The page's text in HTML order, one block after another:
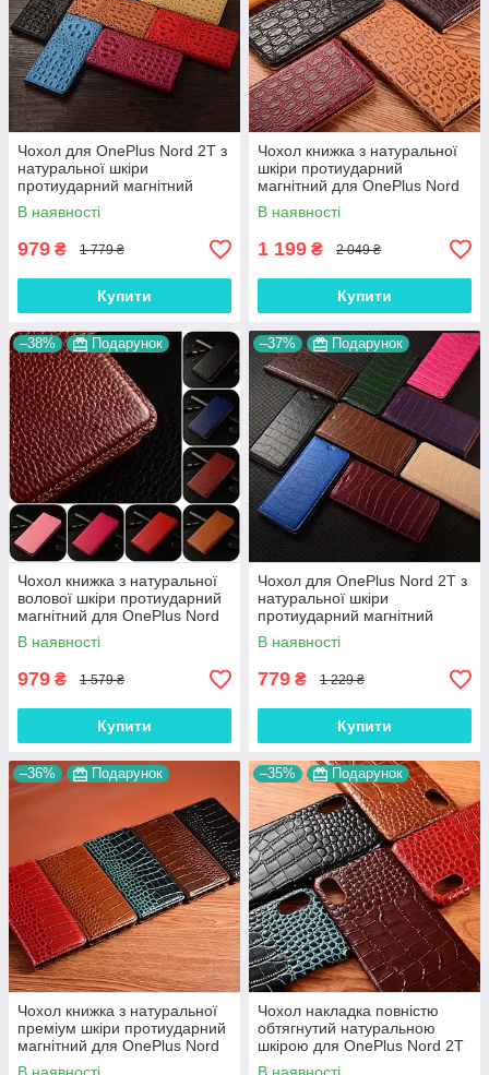
Чохол для OnePlus Nord 2T з
натуральної шкіри
протиударний магнітний
книжка з підставкою
"CROCOHEAD"
В наявності
979 ₴ 1 779 ₴
Купити
Чохол книжка з натуральної
шкіри протиударний
магнітний для OnePlus Nord
2T "JACOSA"
В наявності
1 199 ₴ 2 049 ₴
Купити
–38% Подарунок
Чохол книжка з натуральної
волової шкіри протиударний
магнітний для OnePlus Nord
2T "BULL"
В наявності
979 ₴ 1 579 ₴
Купити
–37% Подарунок
Чохол для OnePlus Nord 2T з
натуральної шкіри
протиударний магнітний
книжка з підставкою "LUXOR"
В наявності
779 ₴ 1 229 ₴
Купити
–36% Подарунок
Чохол книжка з натуральної
преміум шкіри протиударний
магнітний для OnePlus Nord
2T "CROCODILE"
–35% Подарунок
Чохол накладка повністю
обтягнутий натуральною
шкірою для OnePlus Nord 2T
"SIGNATURE"